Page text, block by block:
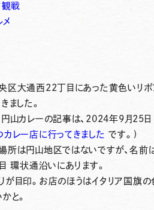
観戦
大通西22丁目にあった黄色いリボ
ました。
山カレーの記事は、2024年9月25日
レー店に行ってきました です。)
は円山地区ではないですが、名前
環状通沿いにあります。
目印。お店のほうはイタリア国旗の
と。